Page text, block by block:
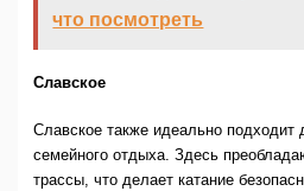
что посмотреть
Славское
Славское также идеально
семейного отдыха. Здесь
трассы, что делает катание